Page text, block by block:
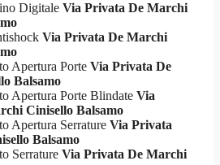
Digitale Via Privata De Marchi
Via Privata De Marchi
Apertura Porte Via Privata De
Balsamo
Apertura Porte Blindate Via
Cinisello Balsamo
Apertura Serrature Via Privata
Balsamo
Serrature Via Privata De Marchi